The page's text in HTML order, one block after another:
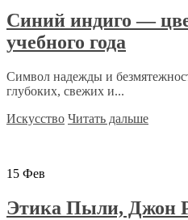
Синий индиго —
учебного года
Символ надежды и
глубоких, свежих и...
Искусство Читать дальше
15 Фев
Этика Пыли, Джон